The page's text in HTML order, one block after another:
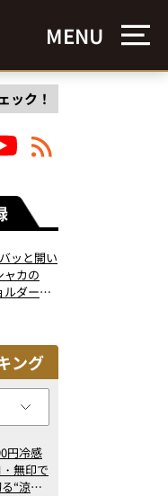
MENU
ック！
ッと開い
ャカの
ルダーバ
ング
円冷感
無印で
“涼感